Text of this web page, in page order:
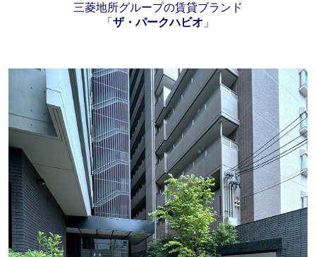
三菱地所グループの賃貸ブランド
「 ザ・パークハビオ 」